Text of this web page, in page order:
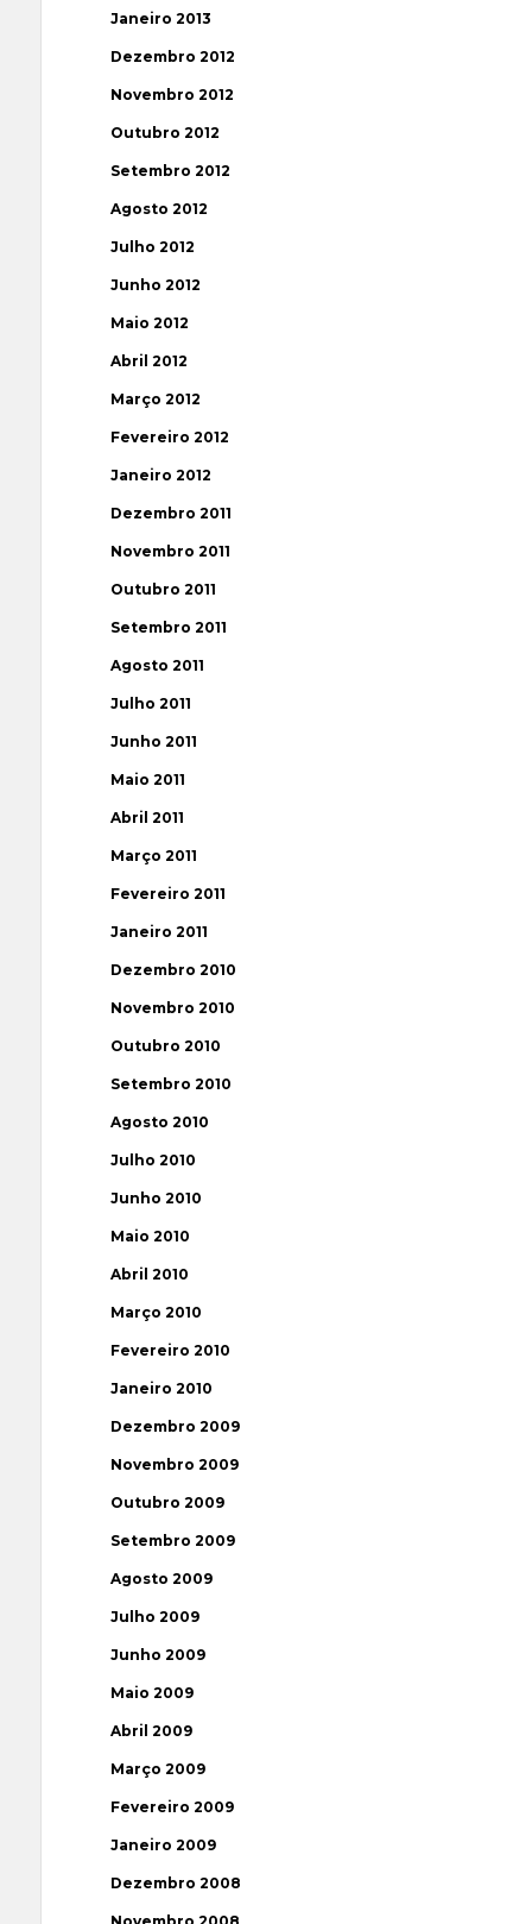
Janeiro 2013
Dezembro 2012
Novembro 2012
Outubro 2012
Setembro 2012
Agosto 2012
Julho 2012
Junho 2012
Maio 2012
Abril 2012
Março 2012
Fevereiro 2012
Janeiro 2012
Dezembro 2011
Novembro 2011
Outubro 2011
Setembro 2011
Agosto 2011
Julho 2011
Junho 2011
Maio 2011
Abril 2011
Março 2011
Fevereiro 2011
Janeiro 2011
Dezembro 2010
Novembro 2010
Outubro 2010
Setembro 2010
Agosto 2010
Julho 2010
Junho 2010
Maio 2010
Abril 2010
Março 2010
Fevereiro 2010
Janeiro 2010
Dezembro 2009
Novembro 2009
Outubro 2009
Setembro 2009
Agosto 2009
Julho 2009
Junho 2009
Maio 2009
Abril 2009
Março 2009
Fevereiro 2009
Janeiro 2009
Dezembro 2008